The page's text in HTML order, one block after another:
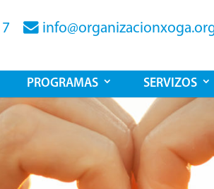
PROGRAMAS SERVIZOS